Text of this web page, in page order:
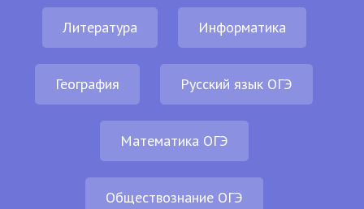
Литература Информатика
География Русский язык ОГЭ
Математика ОГЭ
Обществознание ОГЭ